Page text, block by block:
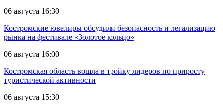
06 августа 16:30
Костромские ювелиры обсудили безопасность и легализацию
рынка на фестивале «Золотое кольцо»
06 августа 16:00
Костромская область вошла в тройку лидеров по приросту
туристической активности
06 августа 15:30